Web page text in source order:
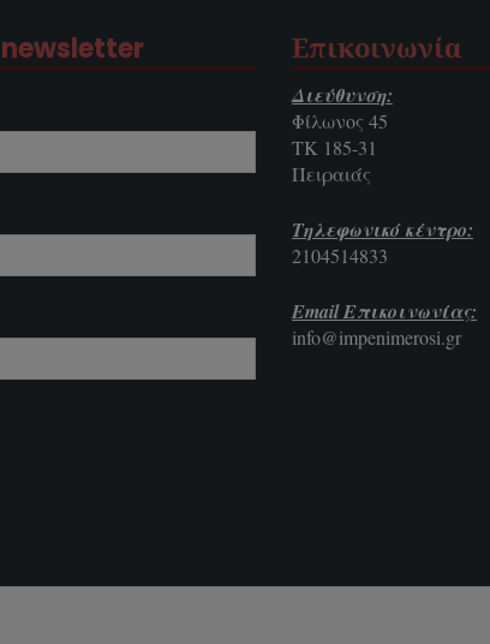
Επικοινωνία
Διεύθυνση:
Φίλωνος 45
ΤΚ 185-31
Πειραιάς
Τηλεφωνικό κέντρο:
2104514833
Email Επικοινωνίας:
info@impenimerosi.gr